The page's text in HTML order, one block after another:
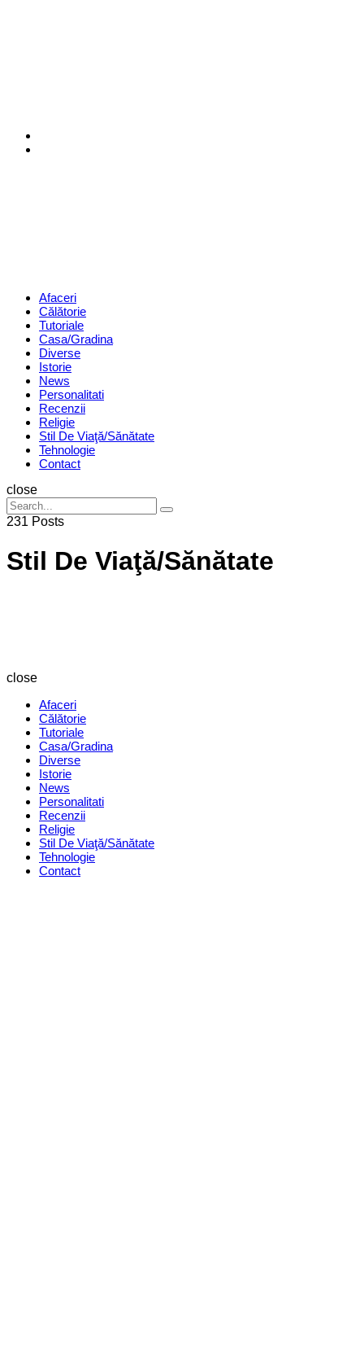
Menu Afaceri
Călătorie
Tutoriale
Casa/Gradina
Diverse
Istorie
News
Personalitati
Recenzii
Religie
Stil De Viaţă/Sănătate
Tehnologie
Contact
Search
close
Search
for:
Search
231 Posts
Stil De Viaţă/Sănătate
close
Afaceri
Călătorie
Tutoriale
Casa/Gradina
Diverse
Istorie
News
Personalitati
Recenzii
Religie
Stil De Viaţă/Sănătate
Tehnologie
Contact